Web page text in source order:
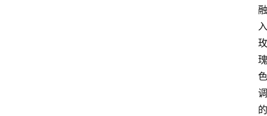
融
入
玫
瑰
色
调
的